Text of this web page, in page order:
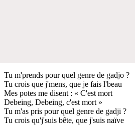
Tu m'prends pour quel genre de gadjo ?
Tu crois que j'mens, que je fais l'beau
Mes potes me disent : « C'est mort
Debeing, Debeing, c'est mort »
Tu m'as pris pour quel genre de gadji ?
Tu crois qu'j'suis bête, que j'suis naïve